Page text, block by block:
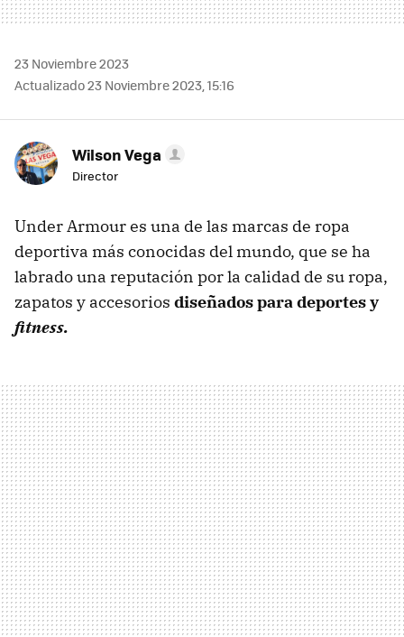
23 Noviembre 2023
Actualizado 23 Noviembre 2023, 15:16
Wilson Vega
Director
Under Armour es una de las marcas de ropa
deportiva más conocidas del mundo, que se ha
labrado una reputación por la calidad de su ropa,
zapatos y accesorios diseñados para deportes y
fitness.